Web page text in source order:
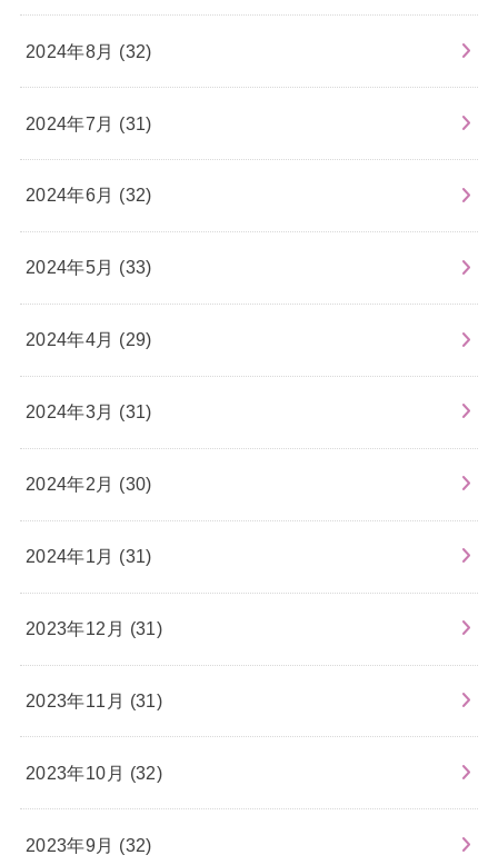
2024年8月 (32)
2024年7月 (31)
2024年6月 (32)
2024年5月 (33)
2024年4月 (29)
2024年3月 (31)
2024年2月 (30)
2024年1月 (31)
2023年12月 (31)
2023年11月 (31)
2023年10月 (32)
2023年9月 (32)